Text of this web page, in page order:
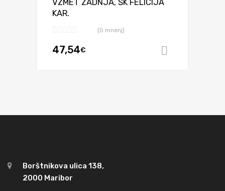
VZMET ZADNJA, ŠK FELICIJA
KAR.
(0 mnenj)
47,54€
Borštnikova ulica 138,
2000 Maribor